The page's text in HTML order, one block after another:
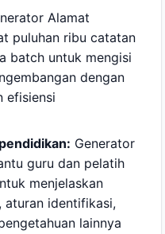
Alamat
puluhan ribu catatan
batch untuk mengisi
dengan
efisiensi
Generator
guru dan pelatih
menjelaskan
aturan identifikasi,
lainnya